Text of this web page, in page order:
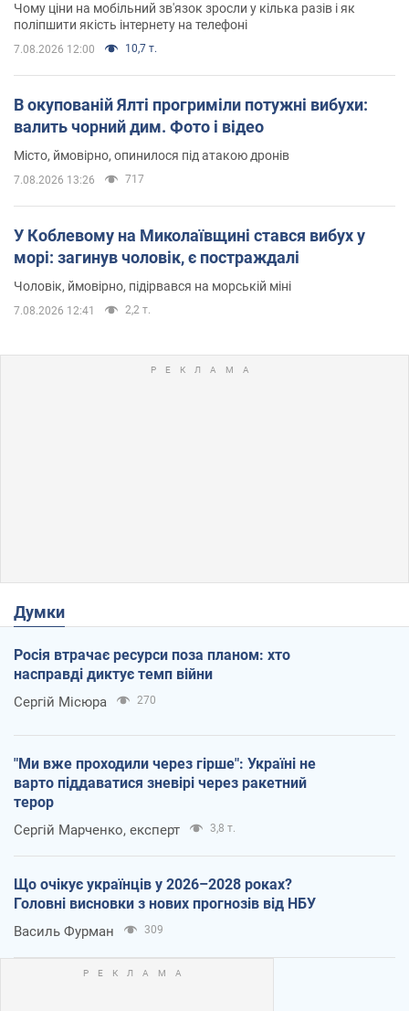
Чому ціни на мобільний зв'язок зросли у кілька разів і як
поліпшити якість інтернету на телефоні
7.08.2026 12:00 10,7 т.
В окупованій Ялті прогриміли потужні вибухи:
валить чорний дим. Фото і відео
Місто, ймовірно, опинилося під атакою дронів
7.08.2026 13:26 717
У Коблевому на Миколаївщині стався вибух у
морі: загинув чоловік, є постраждалі
Чоловік, ймовірно, підірвався на морській міні
7.08.2026 12:41 2,2 т.
Думки
Росія втрачає ресурси поза планом: хто
насправді диктує темп війни
Сергій Місюра 270
"Ми вже проходили через гірше": Україні не
варто піддаватися зневірі через ракетний
терор
Сергій Марченко, експерт 3,8 т.
Що очікує українців у 2026–2028 роках?
Головні висновки з нових прогнозів від НБУ
Василь Фурман 309